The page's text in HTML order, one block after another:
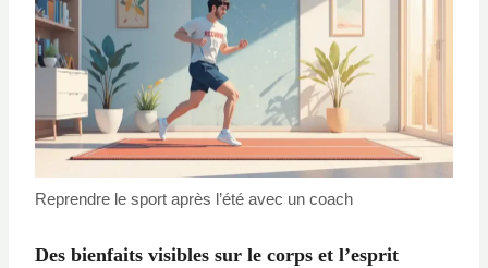
Reprendre le sport après l’été avec un coach
Des bienfaits visibles sur le corps et l’esprit